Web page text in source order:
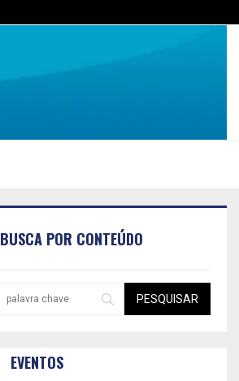
BUSCA POR CONTEÚDO
EVENTOS